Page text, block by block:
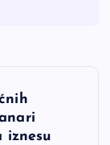
iznesu